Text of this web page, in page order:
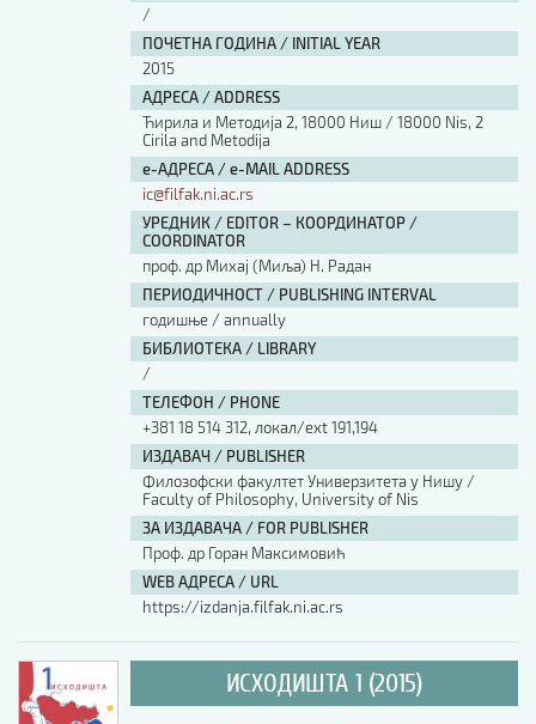
/
ПОЧЕТНА ГОДИНА / INITIAL YEAR
2015
АДРЕСА / ADDRESS
Ћирила и Методија 2, 18000 Ниш / 18000 Nis, 2
Cirila and Metodija
е-АДРЕСА / e-MAIL ADDRESS
ic@filfak.ni.ac.rs
УРЕДНИК / EDITOR – КООРДИНАТОР /
COORDINATOR
проф. др Михај (Миља) Н. Радан
ПЕРИОДИЧНОСТ / PUBLISHING INTERVAL
годишње / annually
БИБЛИОТЕКА / LIBRARY
/
ТЕЛЕФОН / PHONE
+381 18 514 312, локал/ext 191,194
ИЗДАВАЧ / PUBLISHER
Филозофски факултет Универзитета у Нишу /
Faculty of Philosophy, University of Nis
ЗА ИЗДАВАЧА / FOR PUBLISHER
Проф. др Горан Максимовић
WEB АДРЕСА / URL
https://izdanja.filfak.ni.ac.rs
ИСХОДИШТА 1 (2015)